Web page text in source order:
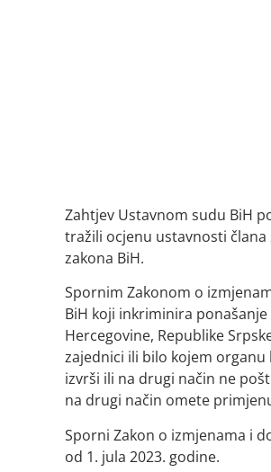
Zahtjev Ustavnom sudu BiH
tražili ocjenu ustavnosti člana
zakona BiH.
Spornim Zakonom o
BiH koji inkriminira
Hercegovine, Republike
zajednici ili bilo kojem
izvrši ili na drugi način ne
na drugi način omete
Sporni Zakon o izmjenama i
od 1. jula 2023. godine.